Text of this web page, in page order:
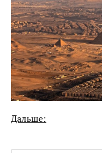
Дальше: